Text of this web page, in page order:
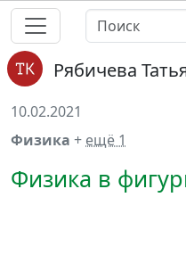
Рябичева
10.02.2021
Физика + ещё 1
Физика в